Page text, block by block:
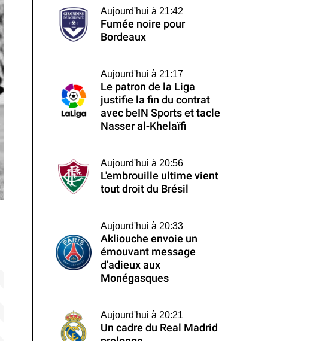
Aujourd'hui à 21:42
Fumée noire pour
Bordeaux
Aujourd'hui à 21:17
Le patron de la Liga
justifie la fin du contrat
avec beIN Sports et tacle
Nasser al-Khelaïfi
Aujourd'hui à 20:56
L'embrouille ultime vient
tout droit du Brésil
Aujourd'hui à 20:33
Akliouche envoie un
émouvant message
d'adieux aux
Monégasques
Aujourd'hui à 20:21
Un cadre du Real Madrid